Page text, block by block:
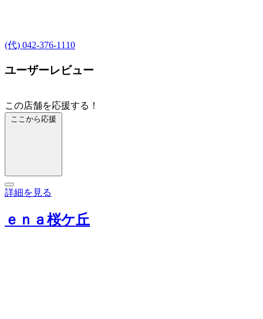
(代) 042-376-1110
ユーザーレビュー
この店舗を応援する！
ここから応援
詳細を見る
ｅｎａ桜ケ丘